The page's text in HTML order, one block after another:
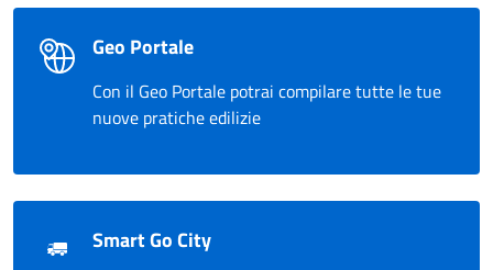
Geo Portale
Con il Geo Portale potrai compilare tutte le tue
nuove pratiche edilizie
Smart Go City